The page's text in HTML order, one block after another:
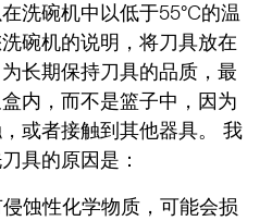
洗碗机中以低于55°C的温
碗机的说明，将刀具放在
长期保持刀具的品质，最
内，而不是篮子中，因为
或者接触到其他器具。 我
具的原因是：
蚀性化学物质，可能会损